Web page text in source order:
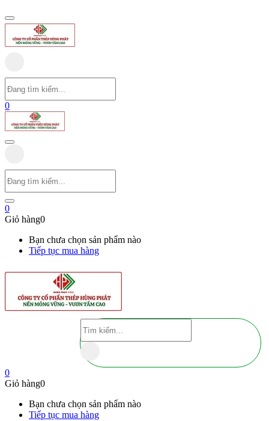
0
0
Giỏ hàng0
Bạn chưa chọn sản phẩm nào
Tiếp tục mua hàng
0
Giỏ hàng0
Bạn chưa chọn sản phẩm nào
Tiếp tục mua hàng